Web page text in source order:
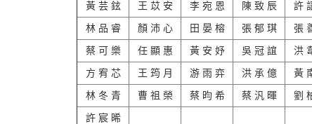
黃 芸 鉉 王 苡 安 李 宛 恩 陳 致 辰 許
林 品 睿 顏 沛 心 田 晏 榕 張 郁 琪 張
蔡 可 樂 任 顯 惠 黃 安 妤 吳 冠 誼 洪
方 宥 芯 王 筠 月 游 雨 弈 洪 承 億 黃
林 冬 青 曹 祖 榮 蔡 昀 希 蔡 汎 暉 劉
許 宸 晞